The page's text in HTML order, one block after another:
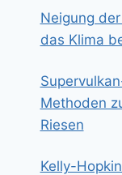
Neigung
das Klima
Methoden
Riesen
Kelly-